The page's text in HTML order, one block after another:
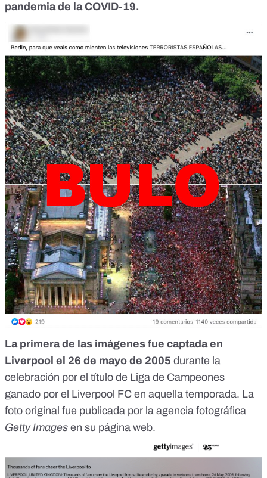
pandemia de la COVID-19.
La primera de las imágenes fue captada en
Liverpool el 26 de mayo de 2005 durante la
celebración por el título de Liga de Campeones
ganado por el Liverpool FC en aquella temporada. La
foto original fue publicada por la agencia fotográfica
Getty Images en su página web.